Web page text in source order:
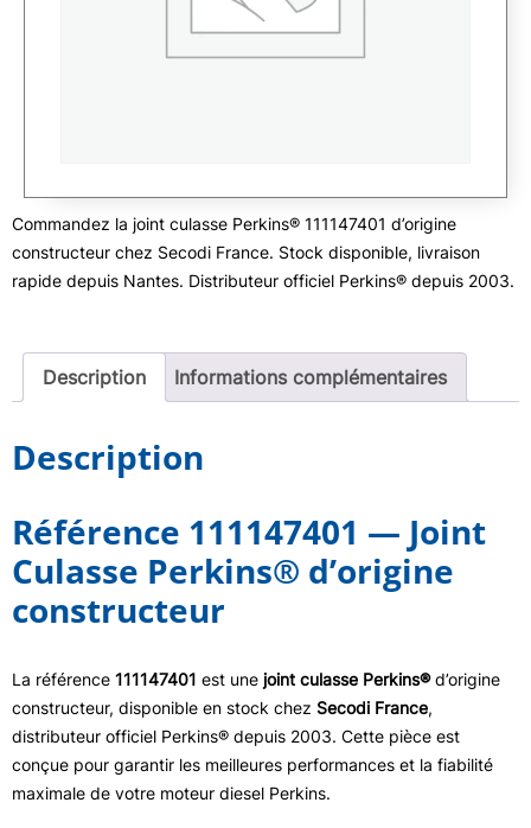
Commandez la joint culasse Perkins® 111147401 d’origine
constructeur chez Secodi France. Stock disponible, livraison
rapide depuis Nantes. Distributeur officiel Perkins® depuis 2003.
Description Informations complémentaires
Description
Référence 111147401 — Joint
Culasse Perkins® d’origine
constructeur
La référence 111147401 est une joint culasse Perkins®d’origine
constructeur, disponible en stock chez Secodi France,
distributeur officiel Perkins® depuis 2003. Cette pièce est
conçue pour garantir les meilleures performances et la fiabilité
maximale de votre moteur diesel Perkins.